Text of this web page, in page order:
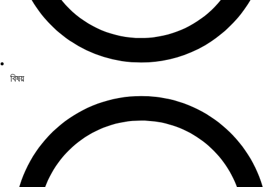
বিষয়